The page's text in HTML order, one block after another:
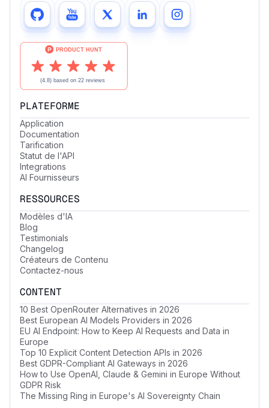
PLATEFORME
Application
Documentation
Tarification
Statut de l'API
Integrations
AI Fournisseurs
RESSOURCES
Modèles d'IA
Blog
Testimonials
Changelog
Créateurs de Contenu
Contactez-nous
CONTENT
10 Best OpenRouter Alternatives in 2026
Best European AI Models Providers in 2026
EU AI Endpoint: How to Keep AI Requests and Data in
Europe
Top 10 Explicit Content Detection APIs in 2026
Best GDPR-Compliant AI Gateways in 2026
How to Use OpenAI, Claude & Gemini in Europe Without
GDPR Risk
The Missing Ring in Europe's AI Sovereignty Chain